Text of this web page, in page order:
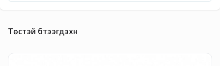
Төстэй бүтээгдэхүүн